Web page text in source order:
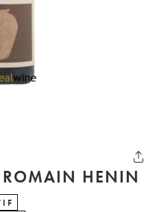
ROMAIN HENIN